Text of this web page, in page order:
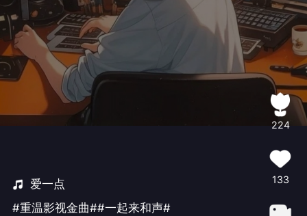
爱一点
#重温影视金曲##一起来和声#
224
133